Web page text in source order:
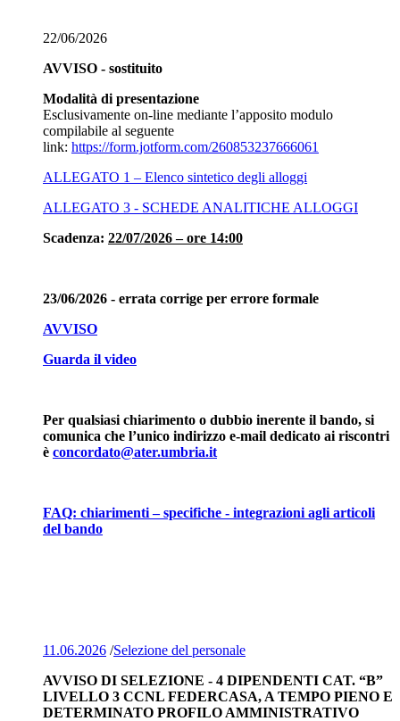
22/06/2026
AVVISO - sostituito
Modalità di presentazione
Esclusivamente on-line mediante l’apposito modulo
compilabile al seguente
link: https://form.jotform.com/260853237666061
ALLEGATO 1 – Elenco sintetico degli alloggi
ALLEGATO 3 - SCHEDE ANALITICHE ALLOGGI
Scadenza: 22/07/2026 – ore 14:00
23/06/2026 - errata corrige per errore formale
AVVISO
Guarda il video
Per qualsiasi chiarimento o dubbio inerente il bando, si
comunica che l’unico indirizzo e-mail dedicato ai riscontri
è concordato@ater.umbria.it
FAQ: chiarimenti – specifiche - integrazioni agli articoli
del bando
11.06.2026 /Selezione del personale
AVVISO DI SELEZIONE - 4 DIPENDENTI CAT. “B”
LIVELLO 3 CCNL FEDERCASA, A TEMPO PIENO E
DETERMINATO PROFILO AMMINISTRATIVO